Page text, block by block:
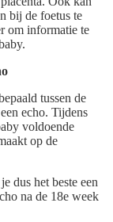
bij de foetus te
om informatie te
tussen de
echo. Tijdens
voldoende
op de
dus het beste een
na de 18e week